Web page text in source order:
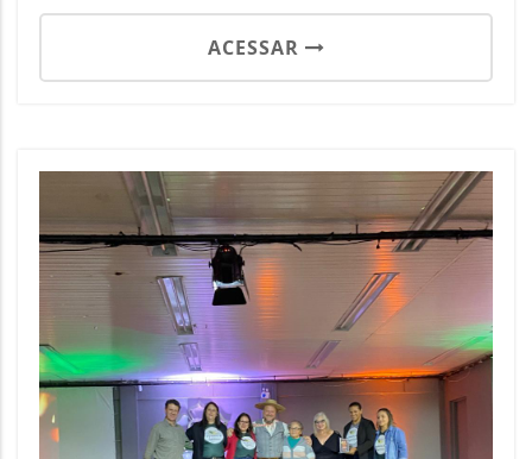
ACESSAR